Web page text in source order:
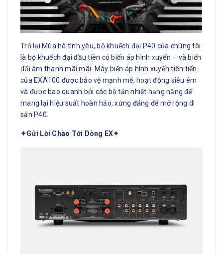
Trở lại Mùa hè tình yêu, bộ khuếch đại P40 của chúng tôi
là bộ khuếch đại đầu tiên có biến áp hình xuyến – và biến
đổi âm thanh mãi mãi. Máy biến áp hình xuyến tiên tiến
của EXA100 được bảo vệ mạnh mẽ, hoạt động siêu êm
và được bao quanh bởi các bộ tản nhiệt hạng nặng để
mang lại hiệu suất hoàn hảo, xứng đáng để mở rộng di
sản P40.
✦Gửi Lời Chào Tới Dòng EX✦